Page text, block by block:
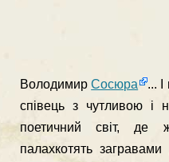
ВолодимирСосюра
...
співець з чутливою і
поетичний світ, де
палахкотять загравами